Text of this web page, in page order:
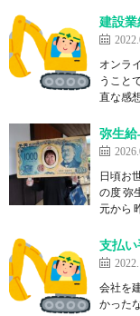
建設
オンラ
うこと
直な感
弥生
日頃お
の度 弥
元から
支払
会社を
かった